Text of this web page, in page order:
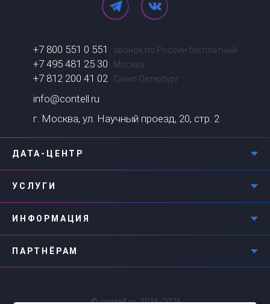
+7 800 551 0 551 звонок по России бесплатный
+7 495 481 25 30 Москва
+7 812 200 41 02 Санкт-Петербург
info@contell.ru
г. Москва, ул. Научный проезд, 20, стр. 2
ДАТА-ЦЕНТР
УСЛУГИ
ИНФОРМАЦИЯ
ПАРТНЁРАМ
© contell.ru, 2016-2026